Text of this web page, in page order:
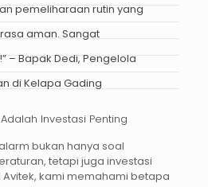
pemeliharaan rutin yang
aman. Sangat
– Bapak Dedi, Pengelola
di Kelapa Gading
Investasi Penting
bukan hanya soal
tetapi juga investasi
kami memahami betapa